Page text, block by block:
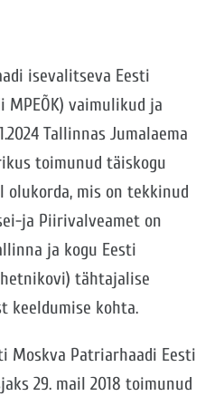
isevalitseva Eesti
MPEÕK) vaimulikud ja
Tallinnas Jumalaema
toimunud täiskogu
olukorda, mis on tekkinud
ja Piirivalveamet on
ja kogu Eesti
tähtajalise
keeldumise kohta.
Moskva Patriarhaadi Eesti
29. mail 2018 toimunud